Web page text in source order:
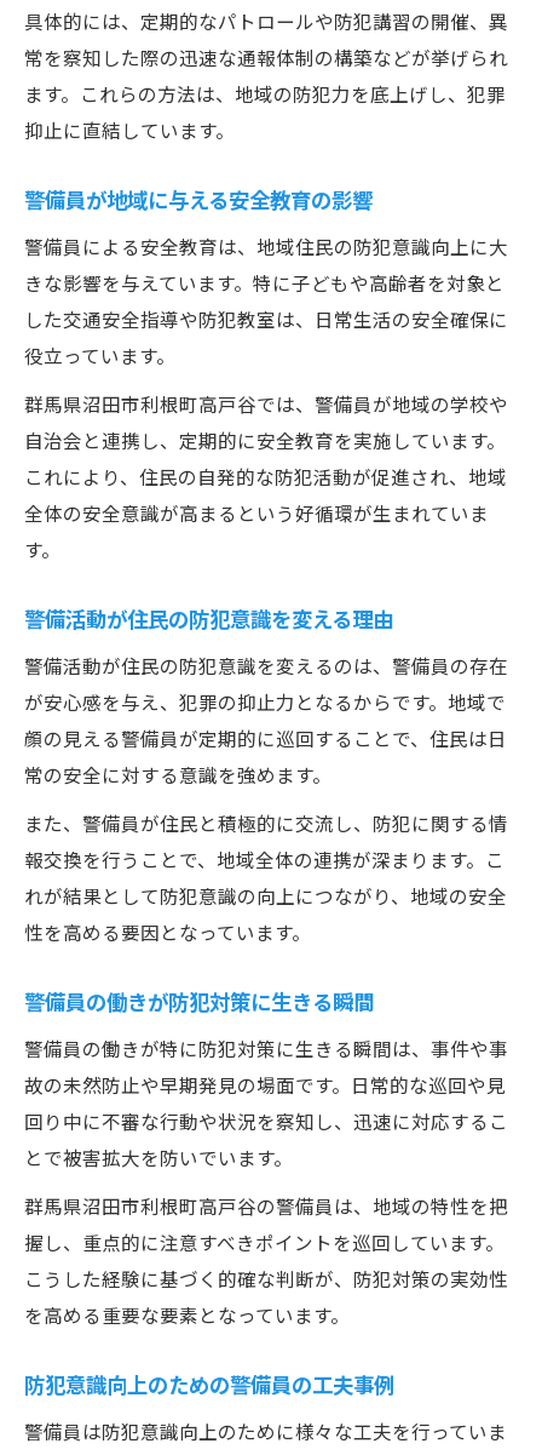
具体的には、定期的なパトロールや防犯講習の開催、異
常を察知した際の迅速な通報体制の構築などが挙げられ
ます。これらの方法は、地域の防犯力を底上げし、犯罪
抑止に直結しています。
警備員が地域に与える安全教育の影響
警備員による安全教育は、地域住民の防犯意識向上に大
きな影響を与えています。特に子どもや高齢者を対象と
した交通安全指導や防犯教室は、日常生活の安全確保に
役立っています。
群馬県沼田市利根町高戸谷では、警備員が地域の学校や
自治会と連携し、定期的に安全教育を実施しています。
これにより、住民の自発的な防犯活動が促進され、地域
全体の安全意識が高まるという好循環が生まれていま
す。
警備活動が住民の防犯意識を変える理由
警備活動が住民の防犯意識を変えるのは、警備員の存在
が安心感を与え、犯罪の抑止力となるからです。地域で
顔の見える警備員が定期的に巡回することで、住民は日
常の安全に対する意識を強めます。
また、警備員が住民と積極的に交流し、防犯に関する情
報交換を行うことで、地域全体の連携が深まります。こ
れが結果として防犯意識の向上につながり、地域の安全
性を高める要因となっています。
警備員の働きが防犯対策に生きる瞬間
警備員の働きが特に防犯対策に生きる瞬間は、事件や事
故の未然防止や早期発見の場面です。日常的な巡回や見
回り中に不審な行動や状況を察知し、迅速に対応するこ
とで被害拡大を防いでいます。
群馬県沼田市利根町高戸谷の警備員は、地域の特性を把
握し、重点的に注意すべきポイントを巡回しています。
こうした経験に基づく的確な判断が、防犯対策の実効性
を高める重要な要素となっています。
防犯意識向上のための警備員の工夫事例
警備員は防犯意識向上のために様々な工夫を行っていま